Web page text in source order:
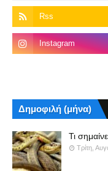
Δημοφιλή (μήνα)
Τι
Τρίτη,